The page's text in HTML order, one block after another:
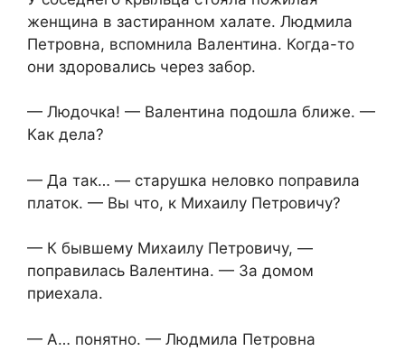
женщина в застиранном халате. Людмила
Петровна, вспомнила Валентина. Когда-то
они здоровались через забор.
— Людочка! — Валентина подошла ближе. —
Как дела?
— Да так… — старушка неловко поправила
платок. — Вы что, к Михаилу Петровичу?
— К бывшему Михаилу Петровичу, —
поправилась Валентина. — За домом
приехала.
— А… понятно. — Людмила Петровна